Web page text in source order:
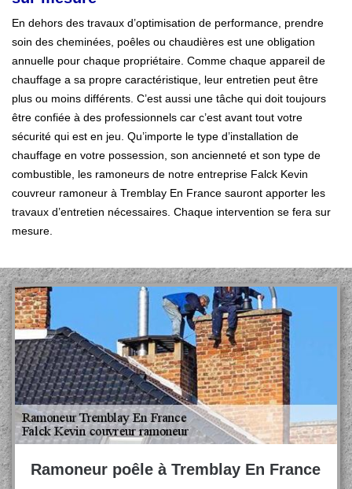
En dehors des travaux d’optimisation de performance, prendre
soin des cheminées, poêles ou chaudières est une obligation
annuelle pour chaque propriétaire. Comme chaque appareil de
chauffage a sa propre caractéristique, leur entretien peut être
plus ou moins différents. C’est aussi une tâche qui doit toujours
être confiée à des professionnels car c’est avant tout votre
sécurité qui est en jeu. Qu’importe le type d’installation de
chauffage en votre possession, son ancienneté et son type de
combustible, les ramoneurs de notre entreprise Falck Kevin
couvreur ramoneur à Tremblay En France sauront apporter les
travaux d’entretien nécessaires. Chaque intervention se fera sur
mesure.
Ramoneur poêle à Tremblay En France